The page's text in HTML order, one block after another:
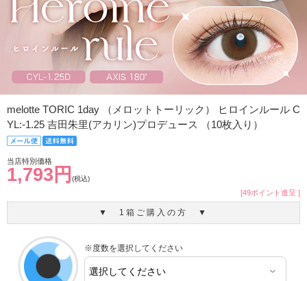
melotte TORIC 1day （メロットトーリック） ヒロインルール C
YL:-1.25 吉田朱里(アカリン)プロデュース （10枚入り）
当店特別価格
1,793円 (税込)
[49ポイント進呈 ]
▼ 1箱ご購入の方 ▼
※度数を選択してください